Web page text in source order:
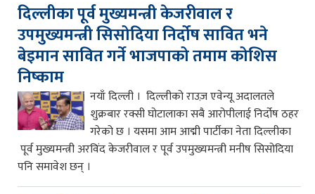
दिल्लीका पूर्व मुख्यमन्त्री केजरीवाल र
उपमुख्यमन्त्री सिसोदिया निर्दोष सावित भने
बेइमान सावित गर्ने भाजपाको तमाम कोशिस
निष्काम
नयाँ दिल्ली । दिल्लीको राउज़ एवेन्यू अदालतले
शुक्रबार रक्सी घोटालाका सबै आरोपीलाई निर्दोष ठहर
गरेको छ । यसमा आम आद्मी पार्टीका नेता दिल्लीका
पूर्व मुख्यमन्त्री अरविंद केजरीवाल र पूर्व उपमुख्यमन्त्री मनीष सिसोदिया
पनि समावेश छन् ।